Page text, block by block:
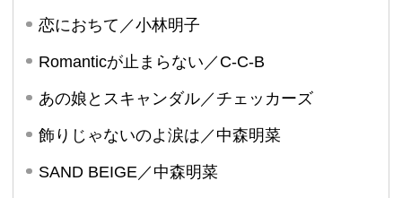
恋におちて／小林明子
Romanticが止まらない／C-C-B
あの娘とスキャンダル／チェッカーズ
飾りじゃないのよ涙は／中森明菜
SAND BEIGE／中森明菜